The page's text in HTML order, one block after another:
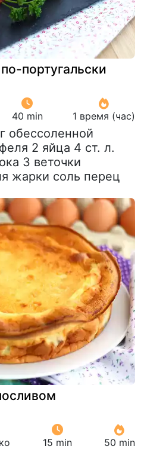
португальски
40 min 1 время (час)
обессоленной
2 яйца 4 ст. л.
3 веточки
жарки соль перец
15 min 50 min